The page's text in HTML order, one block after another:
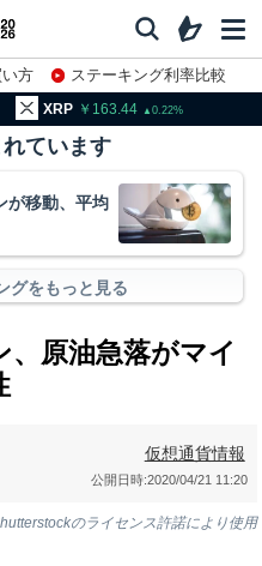
方
ステーキング利率比較
163.44 0.22
ています
が移動、平均
グをもっと見る
原油急落がマイ
仮想通貨情報
公開日時:2020/04/21 11:20
のライセンス許諾により使用